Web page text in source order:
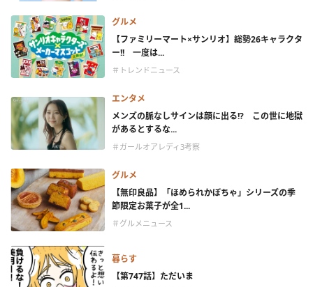
グルメ
【ファミリーマート×サンリオ】総勢26キャラクタ
ー!! 一度は...
＃トレンドニュース
エンタメ
メンズの脈なしサインは顔に出る!? この世に地獄
があるとするな...
＃ガールオアレディ3考察
グルメ
【無印良品】「ほめられかぼちゃ」シリーズの季
節限定お菓子が全1...
＃グルメニュース
暮らす
【第747話】ただいま